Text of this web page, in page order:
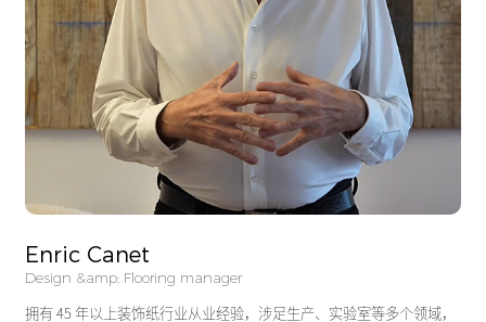
Enric Canet
Design &amp; Flooring manager
拥有 45 年以上装饰纸行业从业经验，涉足生产、实验室等多个领域，